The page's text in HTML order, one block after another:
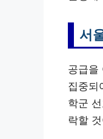
서
공급을
집중되
학군
락할